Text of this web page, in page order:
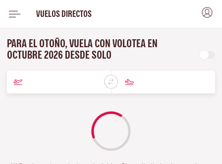
VUELOS DIRECTOS
PARA EL OTOÑO, VUELA CON VOLOTEA EN
OCTUBRE 2026 DESDE SOLO